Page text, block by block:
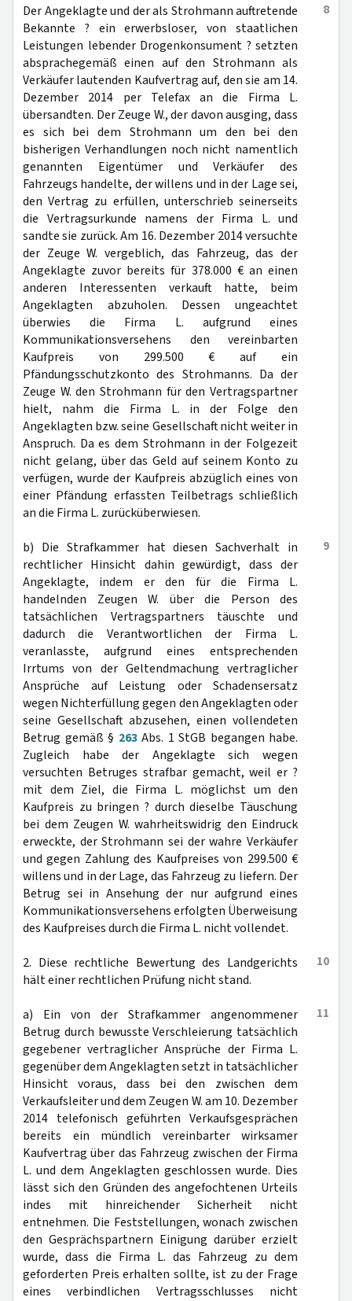
8
Der Angeklagte und der als Strohmann auftretende
Bekannte ? ein erwerbsloser, von staatlichen
Leistungen lebender Drogenkonsument ? setzten
absprachegemäß einen auf den Strohmann als
Verkäufer lautenden Kaufvertrag auf, den sie am 14.
Dezember 2014 per Telefax an die Firma L.
übersandten. Der Zeuge W., der davon ausging, dass
es sich bei dem Strohmann um den bei den
bisherigen Verhandlungen noch nicht namentlich
genannten Eigentümer und Verkäufer des
Fahrzeugs handelte, der willens und in der Lage sei,
den Vertrag zu erfüllen, unterschrieb seinerseits
die Vertragsurkunde namens der Firma L. und
sandte sie zurück. Am 16. Dezember 2014 versuchte
der Zeuge W. vergeblich, das Fahrzeug, das der
Angeklagte zuvor bereits für 378.000 € an einen
anderen Interessenten verkauft hatte, beim
Angeklagten abzuholen. Dessen ungeachtet
überwies die Firma L. aufgrund eines
Kommunikationsversehens den vereinbarten
Kaufpreis von 299.500 € auf ein
Pfändungsschutzkonto des Strohmanns. Da der
Zeuge W. den Strohmann für den Vertragspartner
hielt, nahm die Firma L. in der Folge den
Angeklagten bzw. seine Gesellschaft nicht weiter in
Anspruch. Da es dem Strohmann in der Folgezeit
nicht gelang, über das Geld auf seinem Konto zu
verfügen, wurde der Kaufpreis abzüglich eines von
einer Pfändung erfassten Teilbetrags schließlich
an die Firma L. zurücküberwiesen.
9
b) Die Strafkammer hat diesen Sachverhalt in
rechtlicher Hinsicht dahin gewürdigt, dass der
Angeklagte, indem er den für die Firma L.
handelnden Zeugen W. über die Person des
tatsächlichen Vertragspartners täuschte und
dadurch die Verantwortlichen der Firma L.
veranlasste, aufgrund eines entsprechenden
Irrtums von der Geltendmachung vertraglicher
Ansprüche auf Leistung oder Schadensersatz
wegen Nichterfüllung gegen den Angeklagten oder
seine Gesellschaft abzusehen, einen vollendeten
Betrug gemäß § 263Abs. 1 StGB begangen habe.
Zugleich habe der Angeklagte sich wegen
versuchten Betruges strafbar gemacht, weil er ?
mit dem Ziel, die Firma L. möglichst um den
Kaufpreis zu bringen ? durch dieselbe Täuschung
bei dem Zeugen W. wahrheitswidrig den Eindruck
erweckte, der Strohmann sei der wahre Verkäufer
und gegen Zahlung des Kaufpreises von 299.500 €
willens und in der Lage, das Fahrzeug zu liefern. Der
Betrug sei in Ansehung der nur aufgrund eines
Kommunikationsversehens erfolgten Überweisung
des Kaufpreises durch die Firma L. nicht vollendet.
10
2. Diese rechtliche Bewertung des Landgerichts
hält einer rechtlichen Prüfung nicht stand.
11
a) Ein von der Strafkammer angenommener
Betrug durch bewusste Verschleierung tatsächlich
gegebener vertraglicher Ansprüche der Firma L.
gegenüber dem Angeklagten setzt in tatsächlicher
Hinsicht voraus, dass bei den zwischen dem
Verkaufsleiter und dem Zeugen W. am 10. Dezember
2014 telefonisch geführten Verkaufsgesprächen
bereits ein mündlich vereinbarter wirksamer
Kaufvertrag über das Fahrzeug zwischen der Firma
L. und dem Angeklagten geschlossen wurde. Dies
lässt sich den Gründen des angefochtenen Urteils
indes mit hinreichender Sicherheit nicht
entnehmen. Die Feststellungen, wonach zwischen
den Gesprächspartnern Einigung darüber erzielt
wurde, dass die Firma L. das Fahrzeug zu dem
geforderten Preis erhalten sollte, ist zu der Frage
eines verbindlichen Vertragsschlusses nicht